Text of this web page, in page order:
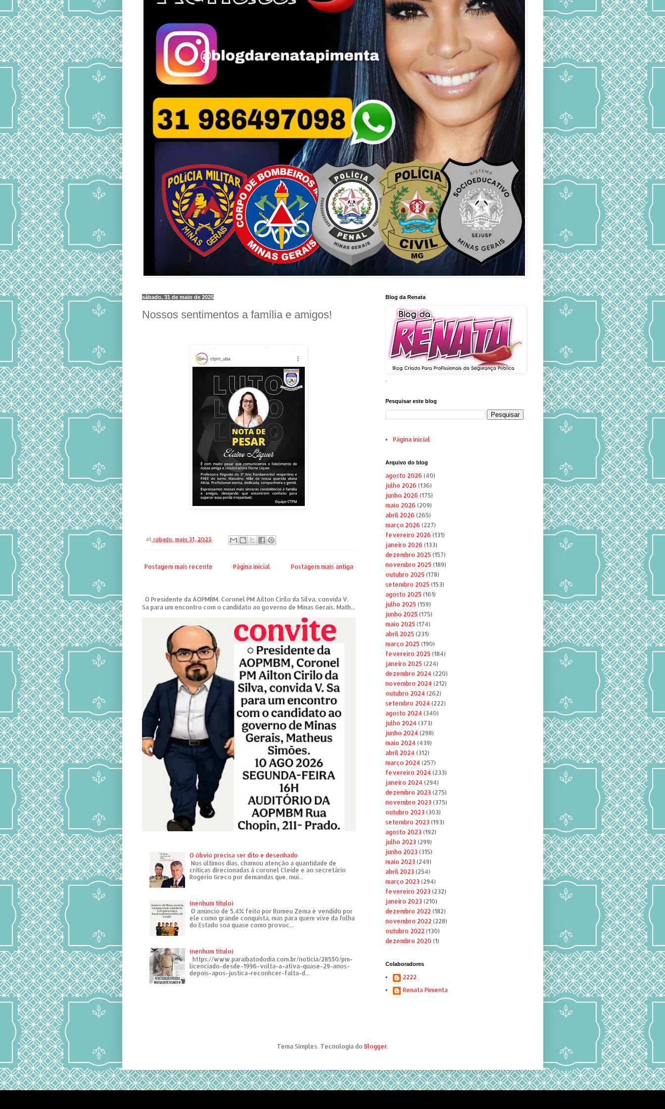
sábado, 31 de maio de 2025
Nossos sentimentos a família e amigos!
at sábado, maio 31, 2025
Postagem mais recente Postagem mais antiga
Página inicial
O Presidente da AOPMBM, Coronel PM Ailton Cirilo da Silva, convida V.
Sa para um encontro com o candidato ao governo de Minas Gerais, Math...
O óbvio precisa ser dito e desenhado
Nos últimos dias, chamou atenção a quantidade de
críticas direcionadas à coronel Cleide e ao secretário
Rogério Greco por demandas que, mui...
(nenhum título)
O anúncio de 5,4% feito por Romeu Zema é vendido por
ele como grande conquista, mas para quem vive da folha
do Estado soa quase como provoc...
(nenhum título)
https://www.paraibatododia.com.br/noticia/28550/pm-
licenciado-desde-1996-volta-a-ativa-quase-29-anos-
depois-apos-justica-reconhcer-falta-d...
Blog da Renata
.
Pesquisar este blog
Página inicial
Arquivo do blog
agosto 2026 (40)
julho 2026 (136)
junho 2026 (175)
maio 2026 (209)
abril 2026 (265)
março 2026 (227)
fevereiro 2026 (131)
janeiro 2026 (133)
dezembro 2025 (157)
novembro 2025 (189)
outubro 2025 (178)
setembro 2025 (153)
agosto 2025 (161)
julho 2025 (159)
junho 2025 (175)
maio 2025 (174)
abril 2025 (231)
março 2025 (190)
fevereiro 2025 (184)
janeiro 2025 (224)
dezembro 2024 (220)
novembro 2024 (212)
outubro 2024 (262)
setembro 2024 (222)
agosto 2024 (340)
julho 2024 (373)
junho 2024 (298)
maio 2024 (439)
abril 2024 (312)
março 2024 (257)
fevereiro 2024 (233)
janeiro 2024 (294)
dezembro 2023(275)
novembro 2023(375)
outubro 2023(303)
setembro 2023(193)
agosto 2023(192)
julho 2023(299)
junho 2023(315)
maio 2023(249)
abril 2023(254)
março 2023(294)
fevereiro 2023(232)
janeiro 2023(210)
dezembro 2022(182)
novembro 2022(228)
outubro 2022(130)
dezembro 2020(1)
Colaboradores
2222
Renata Pimenta
Tema Simples. Tecnologia do Blogger.